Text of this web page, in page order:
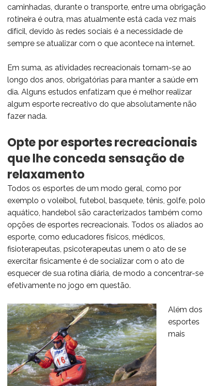
caminhadas, durante o transporte, entre uma obrigação
rotineira é outra, mas atualmente está cada vez mais
difícil, devido às redes sociais é a necessidade de
sempre se atualizar com o que acontece na internet.
Em suma, as atividades recreacionais tornam-se ao
longo dos anos, obrigatórias para manter a saúde em
dia. Alguns estudos enfatizam que é melhor realizar
algum esporte recreativo do que absolutamente não
fazer nada.
Opte por esportes recreacionais
que lhe conceda sensação de
relaxamento
Todos os esportes de um modo geral, como por
exemplo o voleibol, futebol , basquete, tênis, golfe, polo
aquático, handebol são caracterizados também como
opções de esportes recreacionais. Todos os aliados ao
esporte, como educadores físicos, médicos,
fisioterapeutas, psicoterapeutas unem o ato de se
exercitar fisicamente é de socializar com o ato de
esquecer de sua rotina diária, de modo a concentrar-se
efetivamente no jogo em questão.
Além dos
esportes
mais